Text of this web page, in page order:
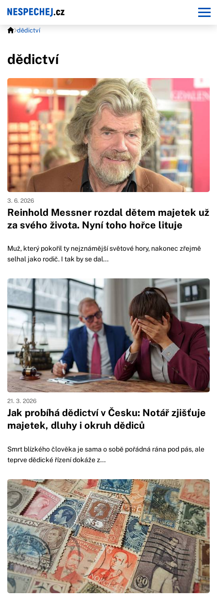
dědictví
dědictví
Reinhold Messner rozdal dětem majetek už
za svého života. Nyní toho hořce lituje
3. 6. 2026
Muž, který pokořil ty nejznámější světové hory, nakonec zřejmě
selhal jako rodič. I tak by se dal...
Jak probíhá dědictví v Česku: Notář zjišťuje
majetek, dluhy i okruh dědiců
21. 3. 2026
Smrt blízkého člověka je sama o sobě pořádná rána pod pás, ale
teprve dědické řízení dokáže z...